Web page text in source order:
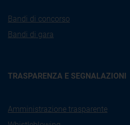
Bandi di concorso
Bandi di gara
TRASPARENZA E SEGNALAZIONI
Amministrazione trasparente